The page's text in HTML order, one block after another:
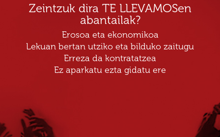
Zeintzuk dira TE LLEVAMOSen
abantailak?
Erosoa eta ekonomikoa
Lekuan bertan utziko eta bilduko zaitugu
Erreza da kontratatzea
Ez aparkatu ezta gidatu ere